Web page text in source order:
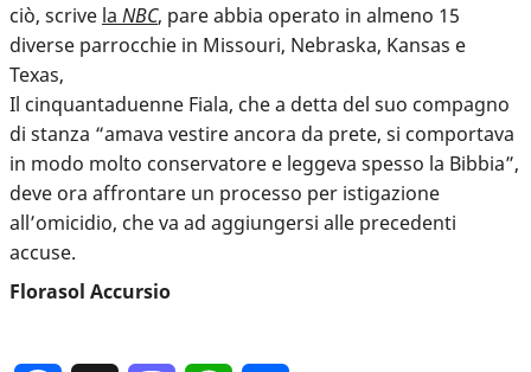
ciò, scrive la NBC, pare abbia operato in almeno 15
diverse parrocchie in Missouri, Nebraska, Kansas e
Texas,
Il cinquantaduenne Fiala, che a detta del suo compagno
di stanza “amava vestire ancora da prete, si comportava
in modo molto conservatore e leggeva spesso la Bibbia”,
deve ora affrontare un processo per istigazione
all’omicidio, che va ad aggiungersi alle precedenti
accuse.
Florasol Accursio